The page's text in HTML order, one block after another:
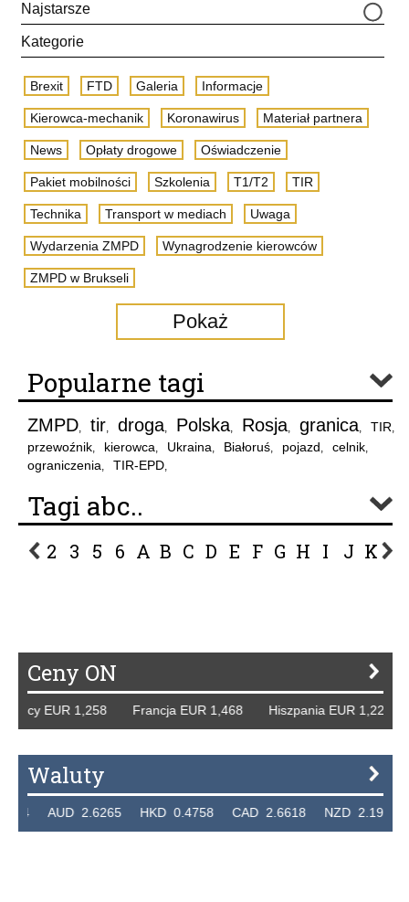
Najstarsze
Kategorie
Brexit FTD Galeria Informacje
Kierowca-mechanik Koronawirus Materiał partnera
News Opłaty drogowe Oświadczenie
Pakiet mobilności Szkolenia T1/T2 TIR
Technika Transport w mediach Uwaga
Wydarzenia ZMPD Wynagrodzenie kierowców
ZMPD w Brukseli
Pokaż
Popularne tagi
ZMPD, tir, droga, Polska, Rosja, granica, TIR,
przewoźnik, kierowca, Ukraina, Białoruś, pojazd, celnik,
ograniczenia, TIR-EPD,
Tagi abc..
2 3 5 6 A B C D E F G H I J K L
Ceny ON
EUR 1,258 Francja EUR 1,468 Hiszpania EUR
Waluty
AUD 2.6265 HKD 0.4758 CAD 2.6618 NZD